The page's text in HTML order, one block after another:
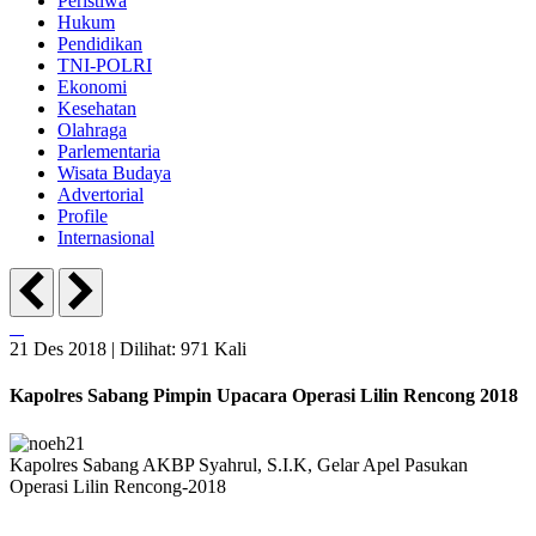
Hukum
Pendidikan
TNI-POLRI
Ekonomi
Kesehatan
Olahraga
Parlementaria
Wisata Budaya
Advertorial
Profile
Internasional
21 Des 2018 | Dilihat: 971 Kali
Kapolres Sabang Pimpin Upacara Operasi Lilin Rencong 2018
Kapolres Sabang AKBP Syahrul, S.I.K, Gelar Apel Pasukan
Operasi Lilin Rencong-2018